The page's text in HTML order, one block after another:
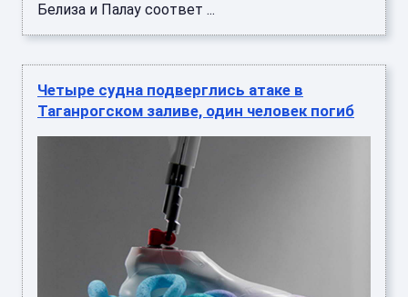
Белиза и Палау соответ ...
Четыре судна подверглись атаке в
Таганрогском заливе, один человек погиб